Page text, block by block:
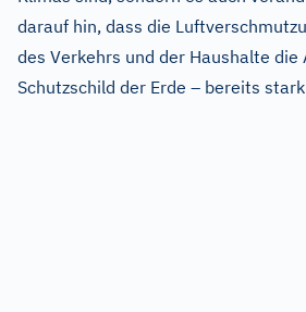
darauf hin, dass die
des Verkehrs und der Haushalte die
Schutzschild der Erde – bereits